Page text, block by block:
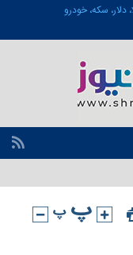
سکه، خودرو